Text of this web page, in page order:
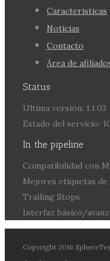
Características
Noticias
Contacto
Área de
Status
Última versión: 1.1.03
Estado del servicio:
In the pipeline
Compatibilidad con
Mejores etiquetas de
Trailing Stops
Interfaz básico/
Copyright 2016